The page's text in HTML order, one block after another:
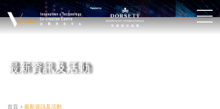
最新資訊及活動
首頁 > 最新資訊及活動